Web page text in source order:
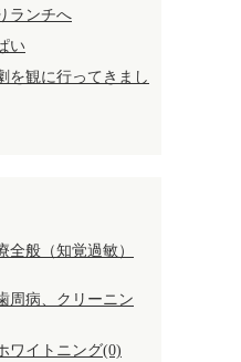
ランチへ
い
を観に行ってきまし
全般（知覚過敏）
周病、クリーニン
ワイトニング(0)